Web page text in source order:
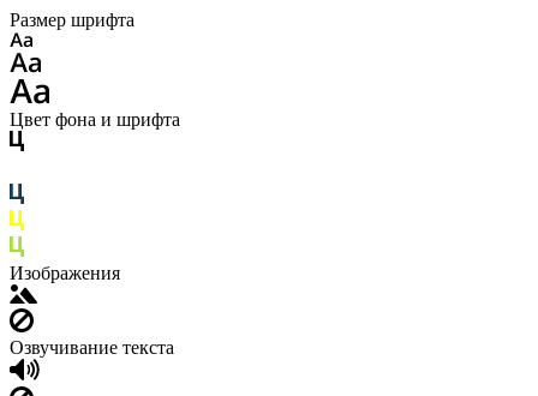
Размер шрифта
Цвет фона и шрифта
Изображения
Озвучивание текста